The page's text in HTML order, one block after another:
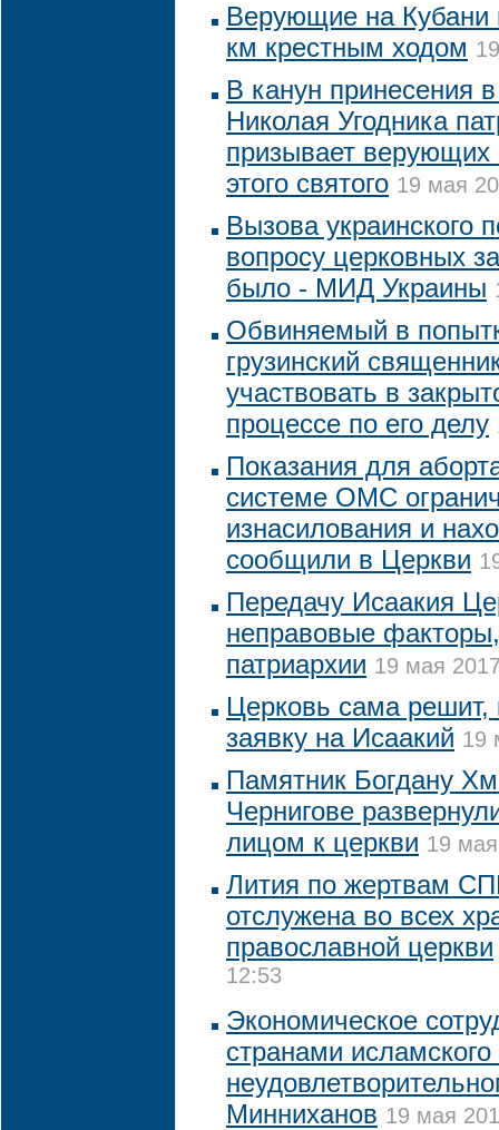
Верующие на Кубани
км крестным ходом
В канун принесения
Николая Угодника
призывает верующих
этого святого 19 мая
Вызова украинского
вопросу церковных
было - МИД Украины
Обвиняемый в
грузинский
участвовать в
процессе по его делу
Показания для
системе ОМС
изнасилования и
сообщили в Церкви
Передачу Исаакия
неправовые
патриархии 19 мая
Церковь сама решит,
заявку на Исаакий 19
Памятник Богдану
Чернигове
лицом к церкви 19
Лития по жертвам
отслужена во всех
православной церкви
12:53
Экономическое
странами
Минниханов 19 мая